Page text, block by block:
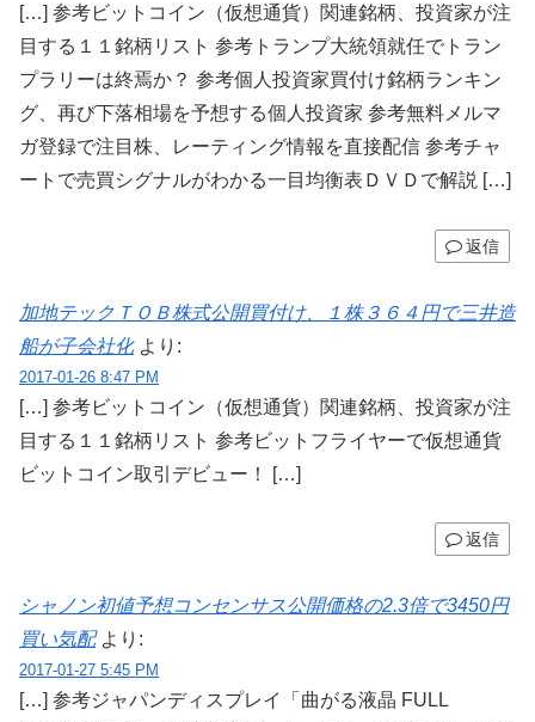
[…] 参考ビットコイン（仮想通貨）関連銘柄、投資家が注
目する１１銘柄リスト 参考トランプ大統領就任でトラン
プラリーは終焉か？ 参考個人投資家買付け銘柄ランキン
グ、再び下落相場を予想する個人投資家 参考無料メルマ
ガ登録で注目株、レーティング情報を直接配信 参考チャ
ートで売買シグナルがわかる一目均衡表ＤＶＤで解説 […]
返信
加地テックＴＯＢ株式公開買付け、１株３６４円で三井造
船が子会社化 より:
2017-01-26 8:47 PM
[…] 参考ビットコイン（仮想通貨）関連銘柄、投資家が注
目する１１銘柄リスト 参考ビットフライヤーで仮想通貨
ビットコイン取引デビュー！ […]
返信
シャノン初値予想コンセンサス公開価格の2.3倍で3450円
買い気配 より:
2017-01-27 5:45 PM
[…] 参考ジャパンディスプレイ「曲がる液晶 FULL